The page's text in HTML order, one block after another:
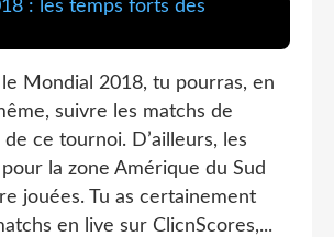
Mondial 2018, tu pourras, en
suivre les matchs de
ce tournoi. D’ailleurs, les
la zone Amérique du Sud
jouées. Tu as certainement
en live sur ClicnScores,...